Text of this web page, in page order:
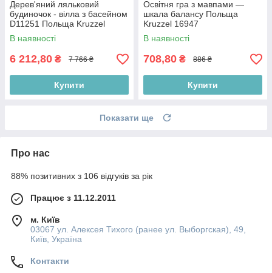
Дерев'яний ляльковий
будиночок - вілла з басейном
D11251 Польща Kruzzel
11251
В наявності
6 212,80 ₴ 7 766 ₴
Купити
Освітня гра з мавпами —
шкала балансу Польща
Kruzzel 16947
В наявності
708,80 ₴ 886 ₴
Купити
Показати ще
Про нас
88% позитивних з 106 відгуків за рік
Працює з 11.12.2011
м. Київ
03067 ул. Алексея Тихого (ранее ул. Выборгская), 49,
Київ, Україна
Контакти